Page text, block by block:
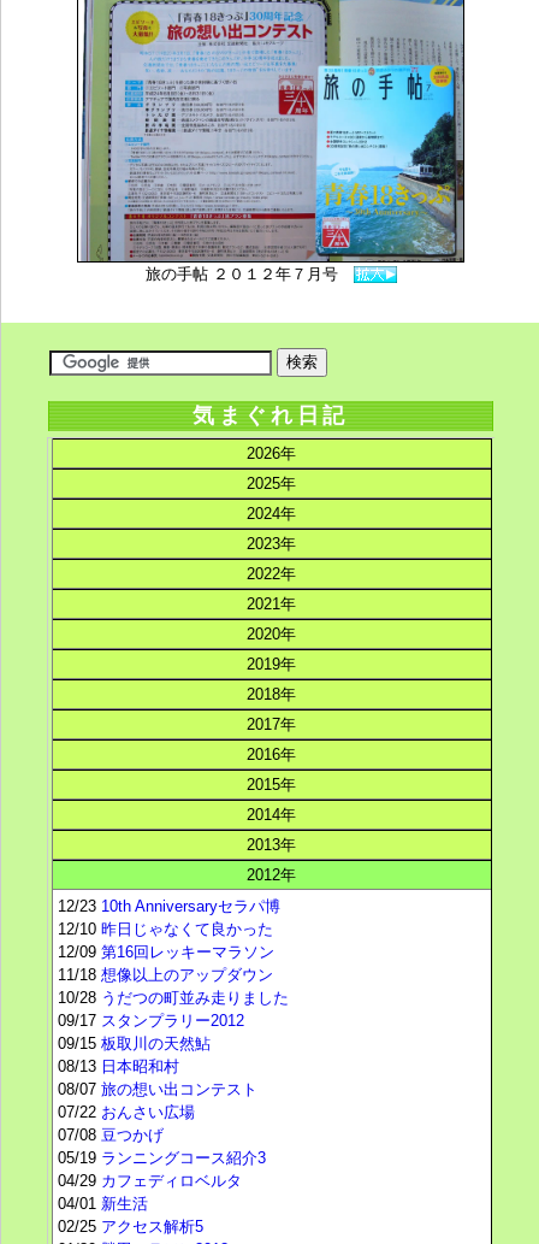
旅の手帖 ２０１２年７月号
気まぐれ日記